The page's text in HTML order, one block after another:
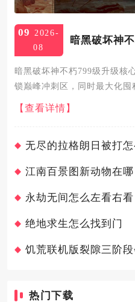
09
2026-
08
暗黑破坏神
暗黑破坏神不朽799级升级核
锁巅峰冲刺区，同时最大化
务，即可平稳突破等级瓶颈
战。799级处于减负护肝区的
【查看详情】
无尽的拉格朗日被打
江南百景图新动物在哪
永劫无间怎么左看右看
绝地求生怎么找到门
饥荒联机版裂隙三阶
热门下载